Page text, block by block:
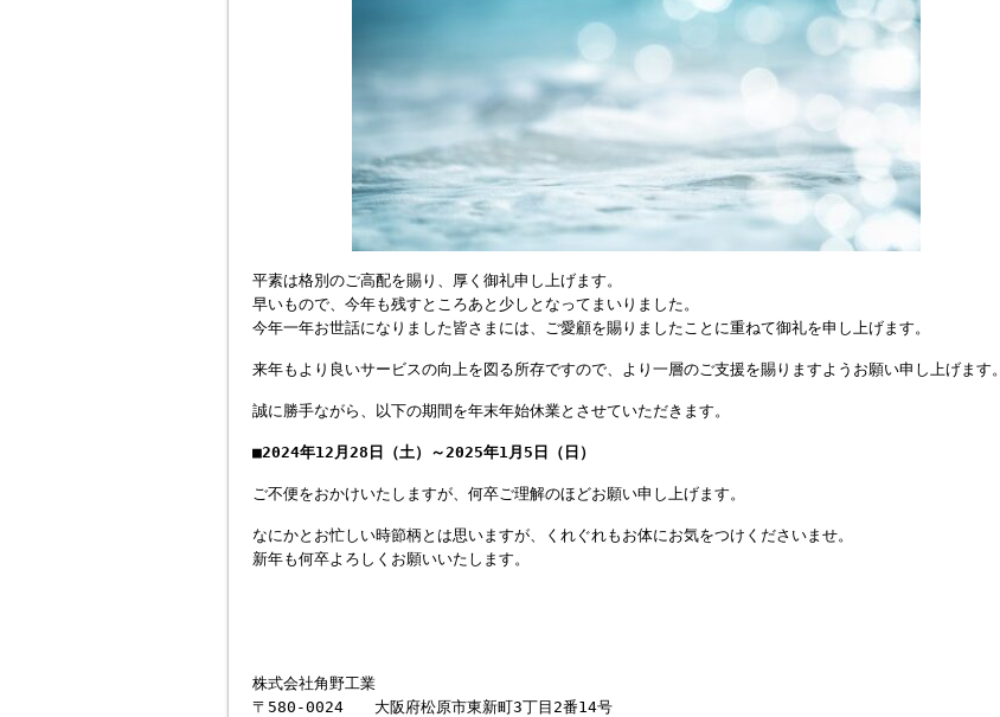
平素は格別のご高配を賜り、厚く御礼申し上げます。
早いもので、今年も残すところあと少しとなってまいりました。
今年一年お世話になりました皆さまには、ご愛顧を賜りましたことに重ねて御礼を申し上げます。
来年もより良いサービスの向上を図る所存ですので、より一層のご支援を賜りますようお願い申し上げます。
誠に勝手ながら、以下の期間を年末年始休業とさせていただきます。
■2024年12月28日（土）～2025年1月5日（日）
ご不便をおかけいたしますが、何卒ご理解のほどお願い申し上げます。
なにかとお忙しい時節柄とは思いますが、くれぐれもお体にお気をつけくださいませ。
新年も何卒よろしくお願いいたします。
株式会社角野工業
〒580-0024 大阪府松原市東新町3丁目2番14号